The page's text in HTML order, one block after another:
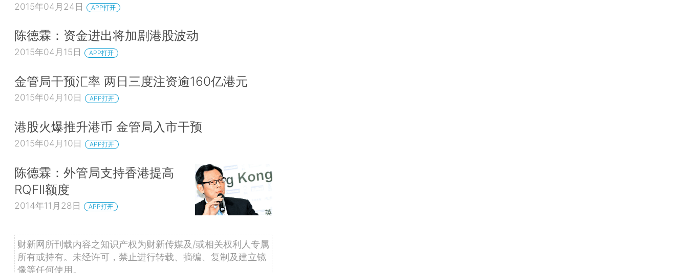
2015年04月24日 APP打开
陈德霖：资金进出将加剧港股波动
2015年04月15日 APP打开
金管局干预汇率 两日三度注资逾160亿港元
2015年04月10日 APP打开
港股火爆推升港币 金管局入市干预
2015年04月10日 APP打开
陈德霖：外管局支持香港提高
RQFII额度
2014年11月28日 APP打开
财新网所刊载内容之知识产权为财新传媒及/或相关权利人专属
所有或持有。未经许可，禁止进行转载、摘编、复制及建立镜
像等任何使用。